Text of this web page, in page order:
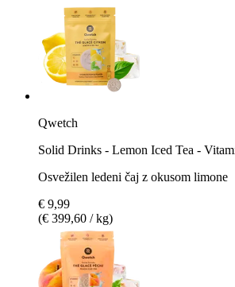
Qwetch
Solid Drinks - Lemon Iced Tea -
Osvežilen ledeni čaj z okusom limone
€ 9,99
(€ 399,60 / kg)